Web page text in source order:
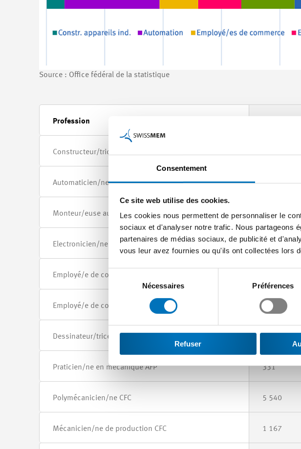
Consentement
Ce site web utilise des cookies.
Les cookies nous permettent de personnaliser le
sociaux et d'analyser notre trafic. Nous partageons
partenaires de médias sociaux, de publicité et
vous leur avez fournies ou qu'ils ont collectées lors
Sélection
Nécessaires Préférences
Refuser
Source : Office fédéral de la statistique
Profession
Constructeur/trice d’appareils industriels CFC
Automaticien/ne CFC 2 816
Monteur/euse automaticien/ne CFC 397
Electronicien/ne CFC
Employé/e de commerce CFC (profil B)
Employé/e de commerce CFC (profil E) 1 412
Dessinateur/trice-constructeur/trice industriel/le CFC
Praticien/ne en mécanique AFP 331
Polymécanicien/ne CFC 5 540
Mécanicien/ne de production CFC 1 167